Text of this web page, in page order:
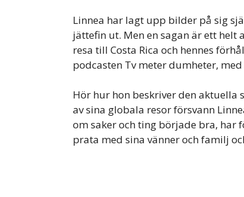
Linnea har lagt upp bilder på sig
jättefin ut. Men en sagan är ett
resa till Costa Rica och hennes
podcasten Tv meter dumheter,
Hör hur hon beskriver den aktuella
av sina globala resor försvann
om saker och ting började bra,
prata med sina vänner och familj